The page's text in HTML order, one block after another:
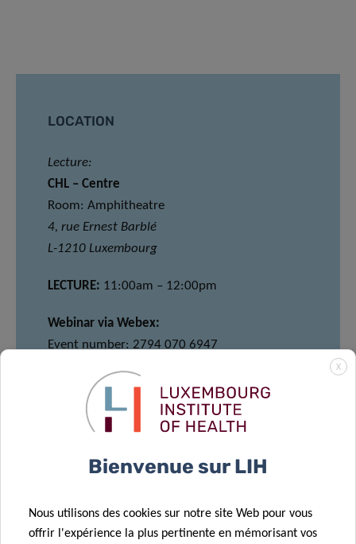
LOCATION
Lecture:
CHL – Centre
Room: Amphitheatre
4, rue Ernest Barblé
L-1210 Luxembourg
LECTURE: 11:00am – 12:00pm
Webinar via Webex:
Event number: 2794 070 6947
JOIN
X
Bienvenue sur LIH
Nous utilisons des cookies sur notre site Web pour vous
offrir l'expérience la plus pertinente en mémorisant vos